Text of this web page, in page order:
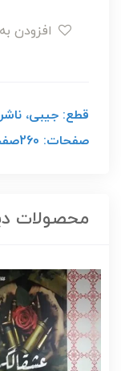
قطع: جیبی،
صفحات: 260صفحه، سال نشر: 1399
محصولات